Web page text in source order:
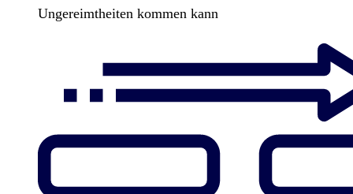
Ungereimtheiten kommen kann